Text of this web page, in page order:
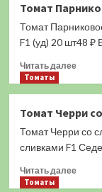
F1
гр.)
цена)
Томат
Томат
F1 (уд) 20 шт48 ₽
Читать далее
Чудо
F1
гр.)
Томаты
Томат Черри
Томат Черри со
сливками F1
Читать далее
Томаты